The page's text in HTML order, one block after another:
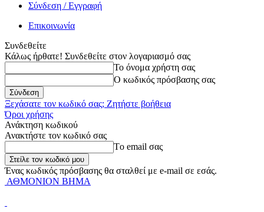
Σύνδεση / Εγγραφή
Επικοινωνία
Συνδεθείτε
Κάλως ήρθατε! Συνδεθείτε στον λογαριασμό σας
Το όνομα χρήστη σας
Ο κωδικός πρόσβασης σας
Ξεχάσατε τον κωδικό σας; Ζητήστε βοήθεια
Όροι χρήσης
Ανάκτηση κωδικού
Ανακτήστε τον κωδικό σας
Tο email σας
Ένας κωδικός πρόσβασης θα σταλθεί με e-mail σε εσάς.
ΑΘΜΟΝΙΟΝ ΒΗΜΑ